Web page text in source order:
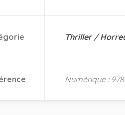
Thriller /
Numérique :